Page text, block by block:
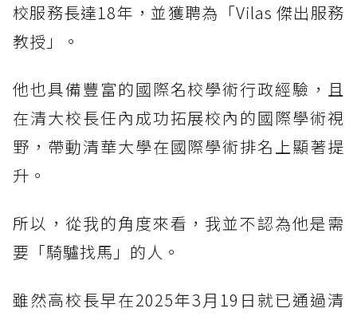
校服務長達18年，並獲聘為「Vilas 傑出服務
教授」。
他也具備豐富的國際名校學術行政經驗，且
在清大校長任內成功拓展校內的國際學術視
野，帶動清華大學在國際學術排名上顯著提
升。
所以，從我的角度來看，我並不認為他是需
要「騎驢找馬」的人。
雖然高校長早在2025年3月19日就已通過清